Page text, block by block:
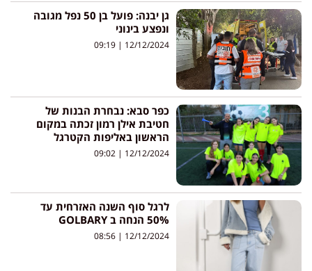
גן יבנה: פועל בן 50 נפל מגובה
ונפצע בינוני
12/12/2024
כפר סבא: נבחרת הבנות של
חטיבת אילן רמון זכתה במקום
הראשון באליפות הקטרגל
12/12/2024
לרגל סוף השנה האזרחית עד
50% הנחה ב GOLBARY
12/12/2024